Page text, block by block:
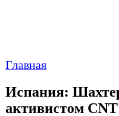
Главная
Испания:
активистом CNT